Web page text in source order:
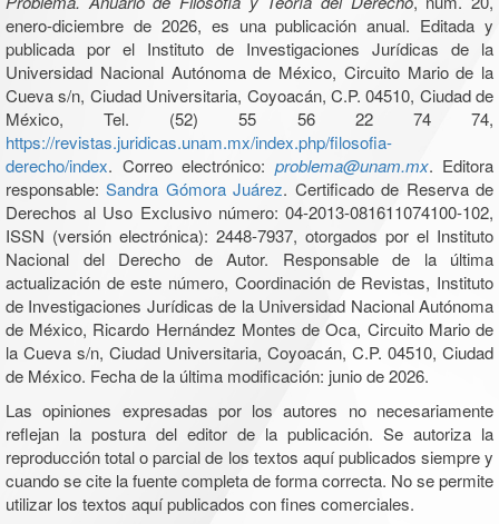
enero-diciembre de 2026, es una publicación anual. Editada y
publicada por el Instituto de Investigaciones Jurídicas de la
Universidad Nacional Autónoma de México, Circuito Mario de la
Cueva s/n, Ciudad Universitaria, Coyoacán, C.P. 04510, Ciudad de
México, Tel. (52) 55 56 22 74 74,
https://revistas.juridicas.unam.mx/index.php/filosofia-
derecho/index. Correo electrónico: problema@unam.mx. Editora
responsable:Sandra Gómora Juárez. Certificado de Reserva de
Derechos al Uso Exclusivo número: 04-2013-081611074100-102,
ISSN (versión electrónica): 2448-7937, otorgados por el Instituto
Nacional del Derecho de Autor. Responsable de la última
actualización de este número, Coordinación de Revistas, Instituto
de Investigaciones Jurídicas de la Universidad Nacional Autónoma
de México, Ricardo Hernández Montes de Oca, Circuito Mario de
la Cueva s/n, Ciudad Universitaria, Coyoacán, C.P. 04510, Ciudad
de México. Fecha de la última modificación: junio de 2026.
Las opiniones expresadas por los autores no necesariamente
reflejan la postura del editor de la publicación. Se autoriza la
reproducción total o parcial de los textos aquí publicados siempre y
cuando se cite la fuente completa de forma correcta. No se permite
utilizar los textos aquí publicados con fines comerciales.